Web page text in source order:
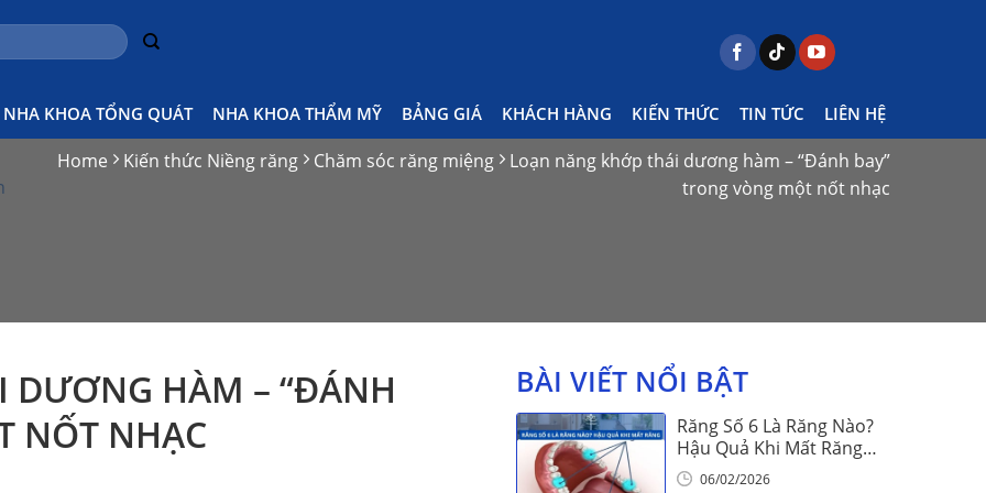
NHA KHOA TỔNG QUÁT NHA KHOA THẨM MỸ BẢNG GIÁ KHÁCH HÀNG KIẾN THỨC TIN TỨC LIÊN HỆ
Home Kiến thức Niềng răng Chăm sóc răng miệng Loạn năng khớp thái dương hàm – “Đánh bay”
trong vòng một nốt nhạc
DƯƠNG HÀM – “ĐÁNH
NỐT NHẠC
BÀI VIẾT NỔI BẬT
Răng Số 6 Là Răng Nào?
Hậu Quả Khi Mất Răng
Số 606/02/2026